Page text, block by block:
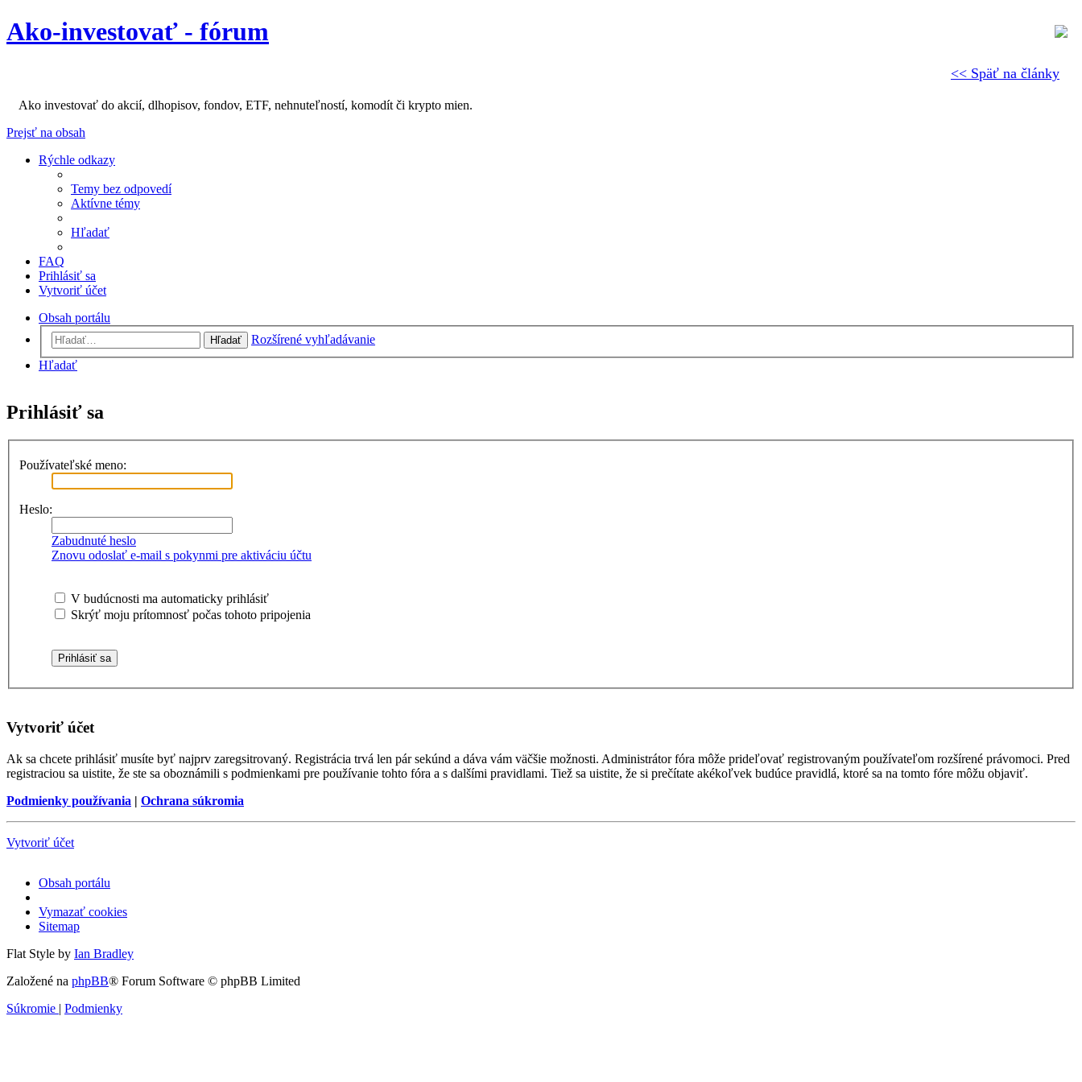
<< Späť na články
Ako-investovať - fórum
Ako investovať do akcií, dlhopisov, fondov, ETF, nehnuteľností, komodít či krypto mien.
Prejsť na obsah
Rýchle odkazy
Temy bez odpovedí
Aktívne témy
Hľadať
FAQ
Prihlásiť sa
Vytvoriť účet
Obsah portálu
Hľadať
Rozšírené vyhľadávanie
Hľadať
Prihlásiť sa
Používateľské meno:
Heslo:
Zabudnuté heslo
Znovu odoslať e-mail s pokynmi pre aktiváciu účtu
V budúcnosti ma automaticky prihlásiť
Skrýť moju prítomnosť počas tohoto pripojenia
Vytvoriť účet
Ak sa chcete prihlásiť musíte byť najprv zaregsitrovaný. Registrácia trvá len pár sekúnd a dáva vám väčšie možnosti. Administrátor fóra môže prideľovať registrovaným používateľom rozšírené právomoci. Pred
registraciou sa uistite, že ste sa oboznámili s podmienkami pre používanie tohto fóra a s dalšími pravidlami. Tiež sa uistite, že si prečítate akékoľvek budúce pravidlá, ktoré sa na tomto fóre môžu objaviť.
Podmienky používania | Ochrana súkromia
Vytvoriť účet
Obsah portálu
Vymazať cookies
Sitemap
Flat Style by Ian Bradley
Založené na phpBB® Forum Software © phpBB Limited
Súkromie | Podmienky